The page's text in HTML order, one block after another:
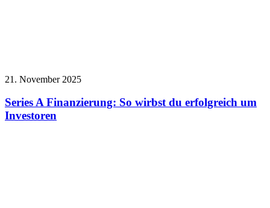
21. November 2025
Series A Finanzierung: So wirbst du erfolgreich um
Investoren